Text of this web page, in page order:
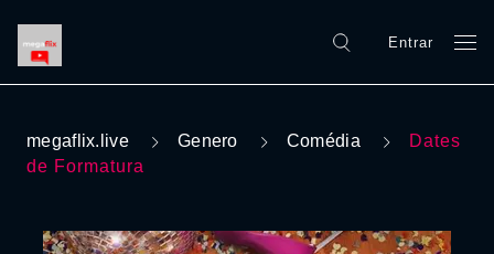
Entrar
megaflix.live Genero Comédia
Dates
de Formatura